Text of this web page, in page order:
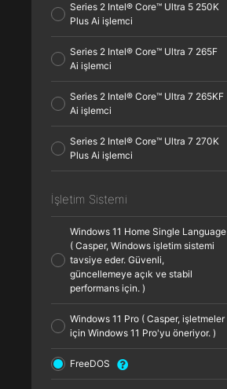
Series 2 Intel® Core™ Ultra 5 250K
Plus Ai işlemci
Series 2 Intel® Core™ Ultra 7 265F
Ai işlemci
Series 2 Intel® Core™ Ultra 7 265KF
Ai işlemci
Series 2 Intel® Core™ Ultra 7 270K
Plus Ai işlemci
İşletim Sistemi
Windows 11 Home Single Language
( Casper, Windows işletim sistemi
tavsiye eder. Güvenli,
güncellemeye açık ve stabil
performans için. )
Windows 11 Pro ( Casper, işletmeler
için Windows 11 Pro'yu öneriyor. )
FreeDOS